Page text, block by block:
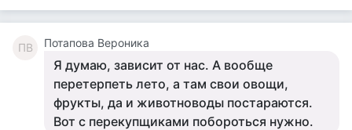
ПВ Потапова Вероника
Я думаю, зависит от нас. А вообще
перетерпеть лето, а там свои овощи,
фрукты, да и животноводы постараются.
Вот с перекупщиками побороться нужно.